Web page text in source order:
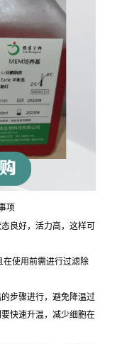
项
良好，活力高，这样可
在使用前需进行过滤除
步骤进行，避免降温过
快速升温，减少细胞在